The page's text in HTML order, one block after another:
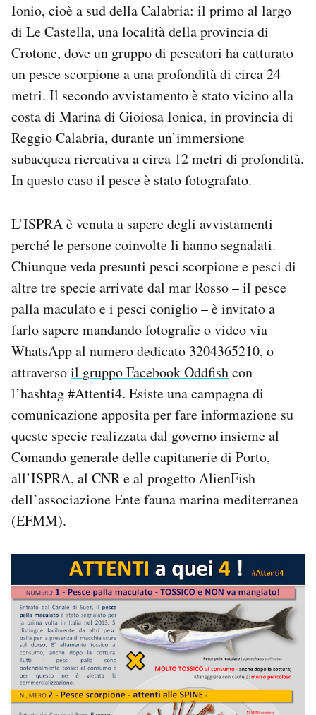
Ionio, cioè a sud della Calabria: il primo al largo
di Le Castella, una località della provincia di
Crotone, dove un gruppo di pescatori ha catturato
un pesce scorpione a una profondità di circa 24
metri. Il secondo avvistamento è stato vicino alla
costa di Marina di Gioiosa Ionica, in provincia di
Reggio Calabria, durante un’immersione
subacquea ricreativa a circa 12 metri di profondità.
In questo caso il pesce è stato fotografato.
L’ISPRA è venuta a sapere degli avvistamenti
perché le persone coinvolte li hanno segnalati.
Chiunque veda presunti pesci scorpione e pesci di
altre tre specie arrivate dal mar Rosso – il pesce
palla maculato e i pesci coniglio – è invitato a
farlo sapere mandando fotografie o video via
WhatsApp al numero dedicato 3204365210, o
attraversoil gruppo Facebook Oddfishcon
l’hashtag #Attenti4. Esiste una campagna di
comunicazione apposita per fare informazione su
queste specie realizzata dal governo insieme al
Comando generale delle capitanerie di Porto,
all’ISPRA, al CNR e al progetto AlienFish
dell’associazione Ente fauna marina mediterranea
(EFMM).